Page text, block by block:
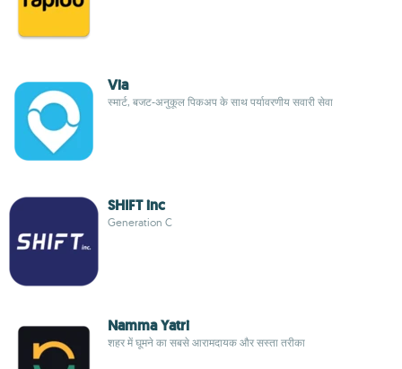
Via
स्मार्ट, बजट-अनुकूल पिकअप के साथ पर्यावरणीय सवारी सेवा
SHIFT inc
Generation C
Namma Yatri
शहर में घूमने का सबसे आरामदायक और सस्ता तरीका